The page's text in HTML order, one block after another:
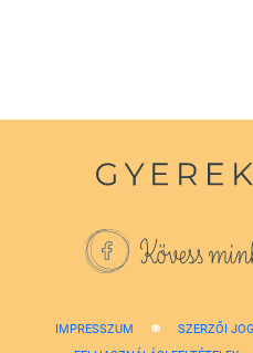
Kövess
IMPRESSZUM SZERZŐI